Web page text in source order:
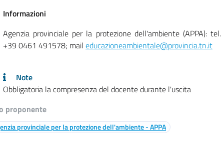
Informazioni
Agenzia provinciale per la protezione dell'ambiente (APPA): tel.
+39 0461 491578; mail educazioneambientale@provincia.tn.it
Note
Obbligatoria la compresenza del docente durante l'uscita
proponente
provinciale per la protezione dell'ambiente - APPA